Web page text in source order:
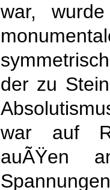
war,
der zu
war auf
auÃŸen